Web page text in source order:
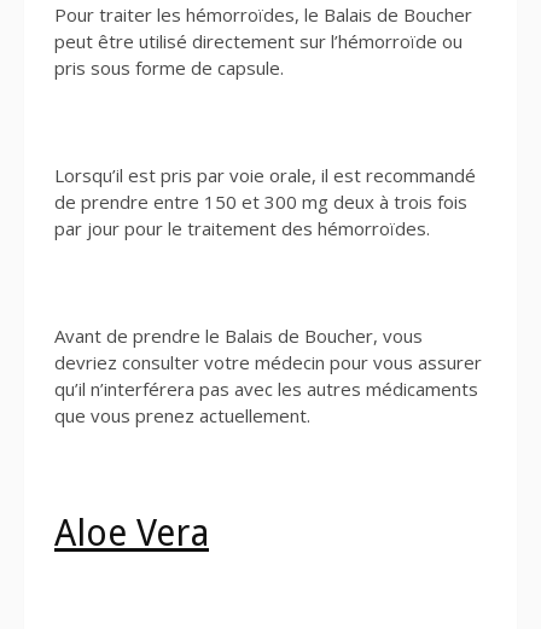
Pour traiter les hémorroïdes, le Balais de Boucher
peut être utilisé directement sur l’hémorroïde ou
pris sous forme de capsule.
Lorsqu’il est pris par voie orale, il est recommandé
de prendre entre 150 et 300 mg deux à trois fois
par jour pour le traitement des hémorroïdes.
Avant de prendre le Balais de Boucher, vous
devriez consulter votre médecin pour vous assurer
qu’il n’interférera pas avec les autres médicaments
que vous prenez actuellement.
Aloe Vera